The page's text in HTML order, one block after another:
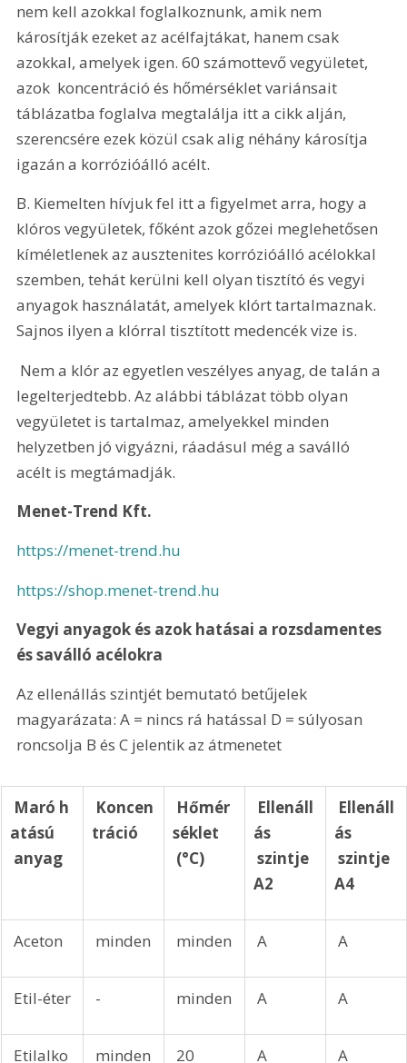
nem kell azokkal foglalkoznunk, amik nem
károsítják ezeket az acélfajtákat, hanem csak
azokkal, amelyek igen. 60 számottevő vegyületet,
azok  koncentráció és hőmérséklet variánsait
táblázatba foglalva megtalálja itt a cikk alján,
szerencsére ezek közül csak alig néhány károsítja
igazán a korrózióálló acélt.
B. Kiemelten hívjuk fel itt a figyelmet arra, hogy a
klóros vegyületek, főként azok gőzei meglehetősen
kíméletlenek az ausztenites korrózióálló acélokkal
szemben, tehát kerülni kell olyan tisztító és vegyi
anyagok használatát, amelyek klórt tartalmaznak.
Sajnos ilyen a klórral tisztított medencék vize is.
Nem a klór az egyetlen veszélyes anyag, de talán a
legelterjedtebb. Az alábbi táblázat több olyan
vegyületet is tartalmaz, amelyekkel minden
helyzetben jó vigyázni, ráadásul még a saválló
acélt is megtámadják.
Menet-Trend Kft.
https://menet-trend.hu
https://shop.menet-trend.hu
Vegyi anyagok és azok hatásai a rozsdamentes
és saválló acélokra
Az ellenállás szintjét bemutató betűjelek
magyarázata: A = nincs rá hatással D = súlyosan
roncsolja B és C jelentik az átmenetet
Maró h
atású
anyag
Koncen
tráció
Hőmér
séklet
(°C)
Ellenáll
ás
szintje
A2
Ellenáll
ás
szintje
A4
Aceton minden minden A A
Etil-éter - minden A A
Etilalko
minden 20 A A